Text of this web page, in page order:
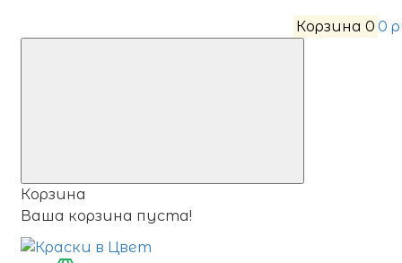
Корзина 0 0
Корзина
Ваша корзина пуста!